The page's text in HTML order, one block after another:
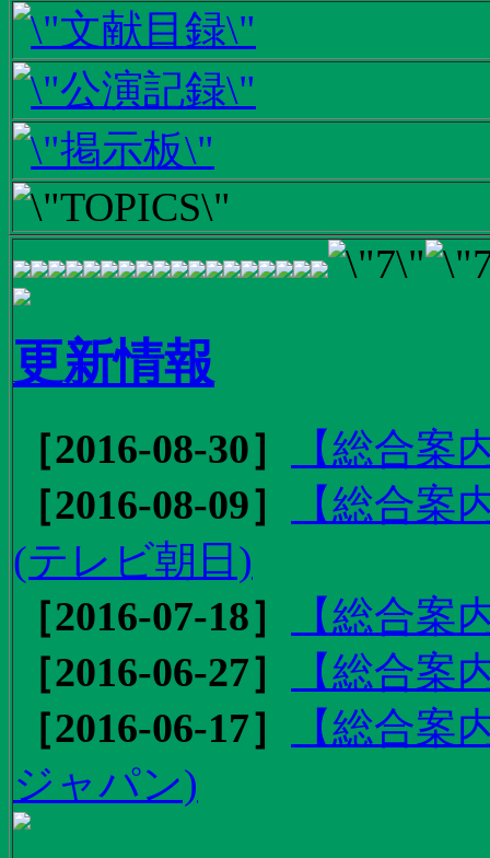
更新情報
［2016-08-30］
【総合
［2016-08-09］
【総合
(テレビ朝日)
［2016-07-18］
【総合案
［2016-06-27］
【総合案
［2016-06-17］
【総合
ジャパン)